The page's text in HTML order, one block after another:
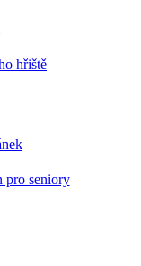
hřiště
pro seniory